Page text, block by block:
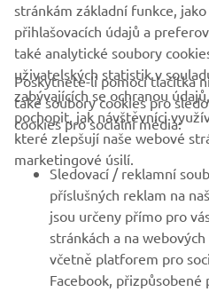
FIREMNÍ
B2B
VÍCE YAMAHA
PODPORA
stránkám základní funkce,
přihlašovacích údajů a
také analytické soubory
uživatelských statistik v
zabývajících se ochranou
pochopit, jak návštěvníci
které zlepšují naše webové
marketingové úsilí.
Poskytnete-li pomocí tlačítka
také soubory cookies pro
cookies pro sociální média:
Sledovací / reklamní
příslušných reklam na
jsou určeny přímo pro
stránkách a na
včetně platforem pro
Facebook, přizpůsobené